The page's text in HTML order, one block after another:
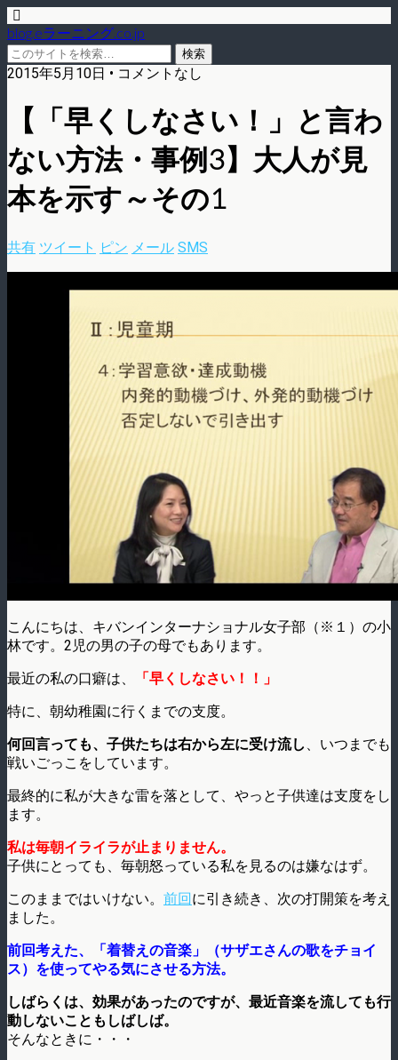
blog.eラーニング.co.jp
2015年5月10日 • コメントなし
【「早くしなさい！」と言わ
ない方法・事例3】大人が見
本を示す～その1
共有 ツイート ピン メール SMS
こんにちは、キバンインターナショナル女子部（※１）の小
林です。2児の男の子の母でもあります。
最近の私の口癖は、
「早くしなさい！！」
特に、朝幼稚園に行くまでの支度。
何回言っても、子供たちは右から左に受け流し 、いつまでも
戦いごっこをしています。
最終的に私が大きな雷を落として、やっと子供達は支度をし
ます。
私は毎朝イライラが止まりません。
子供にとっても、毎朝怒っている私を見るのは嫌なはず。
このままではいけない。 前回に引き続き、次の打開策を考え
ました。
前回考えた、「着替えの音楽」（サザエさんの歌をチョイ
ス）を使ってやる気にさせる方法。
しばらくは、効果があったのですが、最近音楽を流しても行
動しないこともしばしば。
そんなときに・・・